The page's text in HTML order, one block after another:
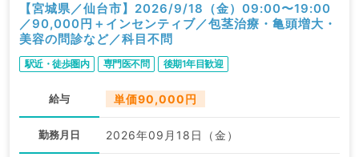
【宮城県／仙台市】2026/9/18（金）09:00〜19:00
／90,000円＋インセンティブ／包茎治療・亀頭増大・
美容の問診など／科目不問
駅近・徒歩圏内 専門医不問 後期1年目歓迎
給与 単価90,000円
勤務月日 2026年09月18日（金）